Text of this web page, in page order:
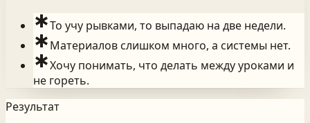
emergencyТо учу рывками, то выпадаю на две недели.
emergencyМатериалов слишком много, а системы нет.
emergencyХочу понимать, что делать между уроками и
не гореть.
Результат